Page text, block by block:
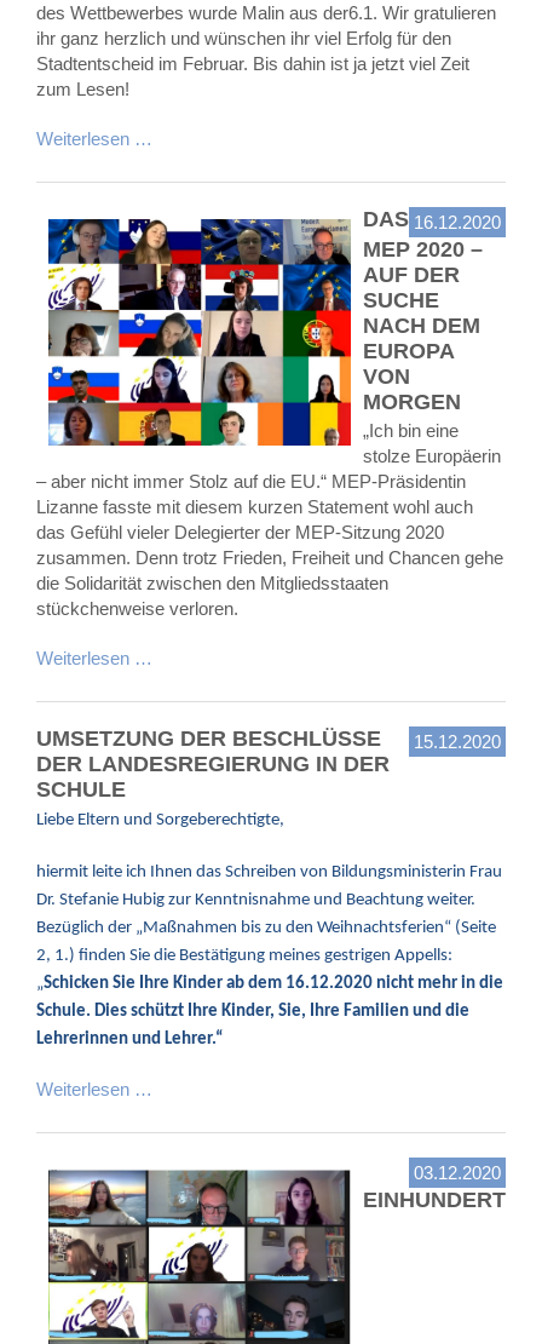
des Wettbewerbes wurde Malin aus der6.1. Wir gratulieren
ihr ganz herzlich und wünschen ihr viel Erfolg für den
Stadtentscheid im Februar. Bis dahin ist ja jetzt viel Zeit
zum Lesen!
Weiterlesen …
16.12.2020
DAS
MEP 2020 –
AUF DER
SUCHE
NACH DEM
EUROPA
VON
MORGEN
„Ich bin eine
stolze Europäerin
– aber nicht immer Stolz auf die EU.“ MEP-Präsidentin
Lizanne fasste mit diesem kurzen Statement wohl auch
das Gefühl vieler Delegierter der MEP-Sitzung 2020
zusammen. Denn trotz Frieden, Freiheit und Chancen gehe
die Solidarität zwischen den Mitgliedsstaaten
stückchenweise verloren.
Weiterlesen …
15.12.2020
UMSETZUNG DER BESCHLÜSSE
DER LANDESREGIERUNG IN DER
SCHULE
Liebe Eltern und Sorgeberechtigte,
hiermit leite ich Ihnen das Schreiben von Bildungsministerin Frau
Dr. Stefanie Hubig zur Kenntnisnahme und Beachtung weiter.
Bezüglich der „Maßnahmen bis zu den Weihnachtsferien“ (Seite
2, 1.) finden Sie die Bestätigung meines gestrigen Appells:
„Schicken Sie Ihre Kinder ab dem 16.12.2020 nicht mehr in die
Schule. Dies schützt Ihre Kinder, Sie, Ihre Familien und die
Lehrerinnen und Lehrer.“
Weiterlesen …
03.12.2020
EINHUNDERT